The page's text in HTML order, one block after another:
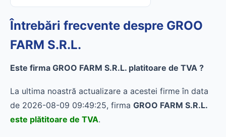
Întrebări frecvente despre GROO
FARM S.R.L.
Este firma GROO FARM S.R.L. platitoare de TVA ?
La ultima noastră actualizare a acestei firme în data
de 2026-08-09 09:49:25, firma GROO FARM S.R.L.
este plătitoare de TVA.